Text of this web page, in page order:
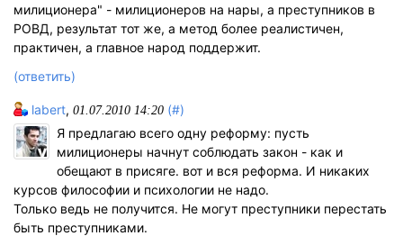
милиционера" - милиционеров на нары, а преступников в
РОВД, результат тот же, а метод более реалистичен,
практичен, а главное народ поддержит.
(ответить)
labert, 01.07.2010 14:20 (#)
Я предлагаю всего одну реформу: пусть
милиционеры начнут соблюдать закон - как и
обещают в присяге. вот и вся реформа. И никаких
курсов философии и психологии не надо.
Только ведь не получится. Не могут преступники перестать
быть преступниками.